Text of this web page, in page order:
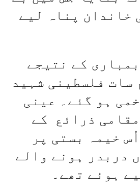
خاندان پناہ لیے
کے نتیجے
سات فلسطینی شہید
ہو گئے۔ عینی
ذرائع کے
خیمہ بستی پر
دربدر ہونے والے
ہوئے تھے۔